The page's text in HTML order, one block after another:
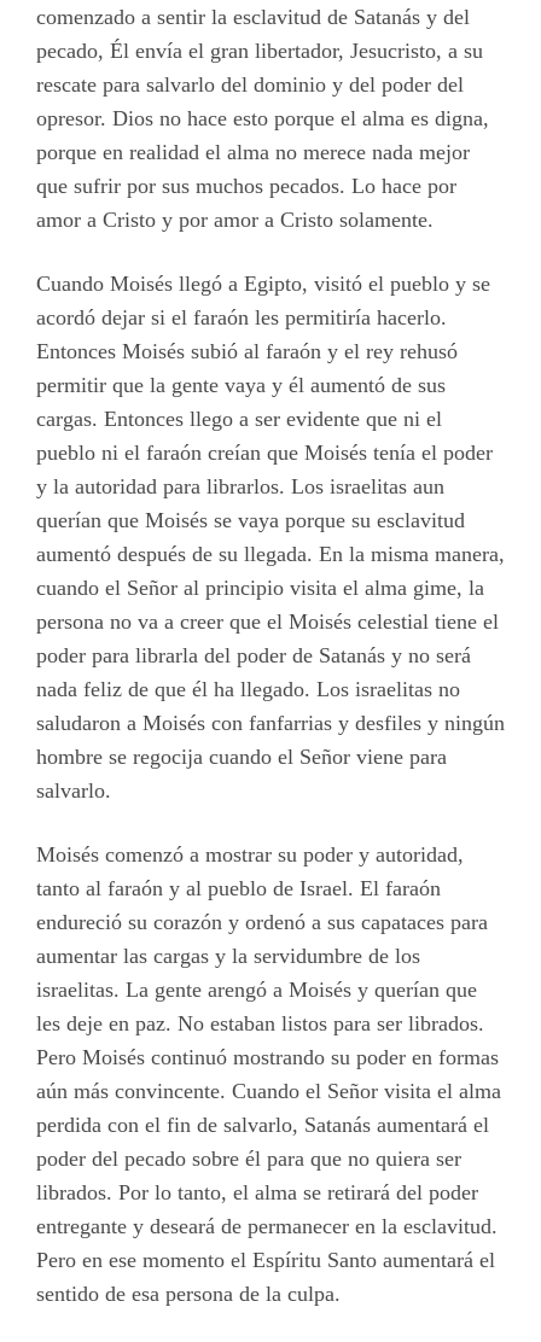
comenzado a sentir la esclavitud de Satanás y del
pecado, Él envía el gran libertador, Jesucristo, a su
rescate para salvarlo del dominio y del poder del
opresor. Dios no hace esto porque el alma es digna,
porque en realidad el alma no merece nada mejor
que sufrir por sus muchos pecados. Lo hace por
amor a Cristo y por amor a Cristo solamente.
Cuando Moisés llegó a Egipto, visitó el pueblo y se
acordó dejar si el faraón les permitiría hacerlo.
Entonces Moisés subió al faraón y el rey rehusó
permitir que la gente vaya y él aumentó de sus
cargas. Entonces llego a ser evidente que ni el
pueblo ni el faraón creían que Moisés tenía el poder
y la autoridad para librarlos. Los israelitas aun
querían que Moisés se vaya porque su esclavitud
aumentó después de su llegada. En la misma manera,
cuando el Señor al principio visita el alma gime, la
persona no va a creer que el Moisés celestial tiene el
poder para librarla del poder de Satanás y no será
nada feliz de que él ha llegado. Los israelitas no
saludaron a Moisés con fanfarrias y desfiles y ningún
hombre se regocija cuando el Señor viene para
salvarlo.
Moisés comenzó a mostrar su poder y autoridad,
tanto al faraón y al pueblo de Israel. El faraón
endureció su corazón y ordenó a sus capataces para
aumentar las cargas y la servidumbre de los
israelitas. La gente arengó a Moisés y querían que
les deje en paz. No estaban listos para ser librados.
Pero Moisés continuó mostrando su poder en formas
aún más convincente. Cuando el Señor visita el alma
perdida con el fin de salvarlo, Satanás aumentará el
poder del pecado sobre él para que no quiera ser
librados. Por lo tanto, el alma se retirará del poder
entregante y deseará de permanecer en la esclavitud.
Pero en ese momento el Espíritu Santo aumentará el
sentido de esa persona de la culpa.